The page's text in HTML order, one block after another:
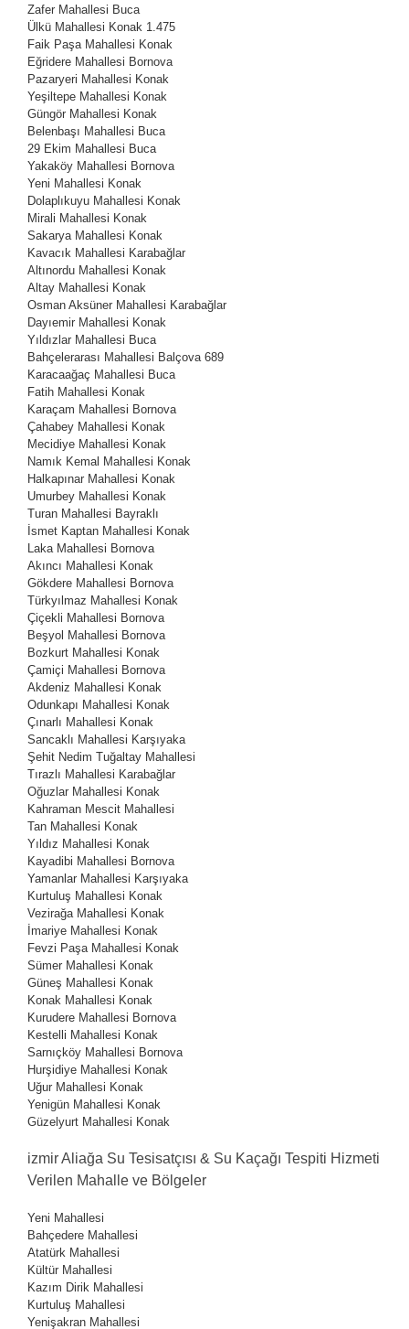
Zafer Mahallesi Buca
Ülkü Mahallesi Konak 1.475
Faik Paşa Mahallesi Konak
Eğridere Mahallesi Bornova
Pazaryeri Mahallesi Konak
Yeşiltepe Mahallesi Konak
Güngör Mahallesi Konak
Belenbaşı Mahallesi Buca
29 Ekim Mahallesi Buca
Yakaköy Mahallesi Bornova
Yeni Mahallesi Konak
Dolaplıkuyu Mahallesi Konak
Mirali Mahallesi Konak
Sakarya Mahallesi Konak
Kavacık Mahallesi Karabağlar
Altınordu Mahallesi Konak
Altay Mahallesi Konak
Osman Aksüner Mahallesi Karabağlar
Dayıemir Mahallesi Konak
Yıldızlar Mahallesi Buca
Bahçelerarası Mahallesi Balçova 689
Karacaağaç Mahallesi Buca
Fatih Mahallesi Konak
Karaçam Mahallesi Bornova
Çahabey Mahallesi Konak
Mecidiye Mahallesi Konak
Namık Kemal Mahallesi Konak
Halkapınar Mahallesi Konak
Umurbey Mahallesi Konak
Turan Mahallesi Bayraklı
İsmet Kaptan Mahallesi Konak
Laka Mahallesi Bornova
Akıncı Mahallesi Konak
Gökdere Mahallesi Bornova
Türkyılmaz Mahallesi Konak
Çiçekli Mahallesi Bornova
Beşyol Mahallesi Bornova
Bozkurt Mahallesi Konak
Çamiçi Mahallesi Bornova
Akdeniz Mahallesi Konak
Odunkapı Mahallesi Konak
Çınarlı Mahallesi Konak
Sancaklı Mahallesi Karşıyaka
Şehit Nedim Tuğaltay Mahallesi
Tırazlı Mahallesi Karabağlar
Oğuzlar Mahallesi Konak
Kahraman Mescit Mahallesi
Tan Mahallesi Konak
Yıldız Mahallesi Konak
Kayadibi Mahallesi Bornova
Yamanlar Mahallesi Karşıyaka
Kurtuluş Mahallesi Konak
Vezirağa Mahallesi Konak
İmariye Mahallesi Konak
Fevzi Paşa Mahallesi Konak
Sümer Mahallesi Konak
Güneş Mahallesi Konak
Konak Mahallesi Konak
Kurudere Mahallesi Bornova
Kestelli Mahallesi Konak
Sarnıçköy Mahallesi Bornova
Hurşidiye Mahallesi Konak
Uğur Mahallesi Konak
Yenigün Mahallesi Konak
Güzelyurt Mahallesi Konak
izmir Aliağa Su Tesisatçısı & Su Kaçağı Tespiti Hizmeti
Verilen Mahalle ve Bölgeler
Yeni Mahallesi
Bahçedere Mahallesi
Atatürk Mahallesi
Kültür Mahallesi
Kazım Dirik Mahallesi
Kurtuluş Mahallesi
Yenişakran Mahallesi